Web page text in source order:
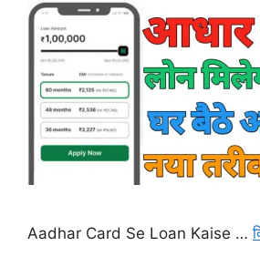
Aadhar Card Se Loan Kaise …